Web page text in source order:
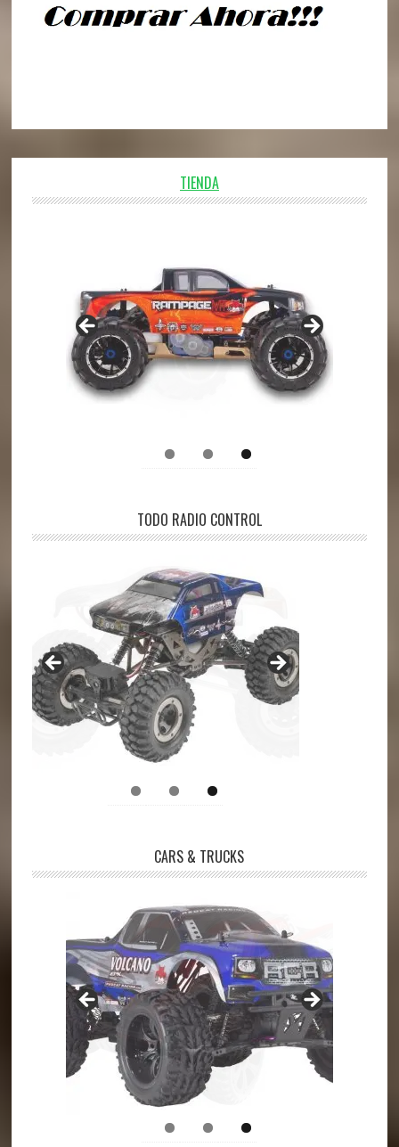
TIENDA
TODO RADIO CONTROL
CARS & TRUCKS